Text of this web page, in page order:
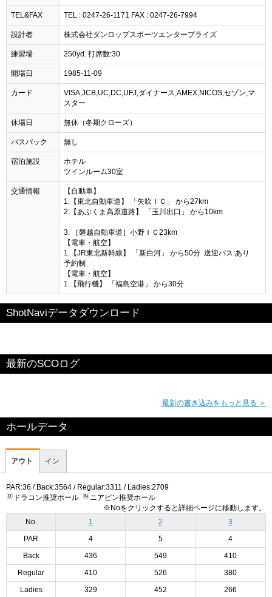
TEL&FAX TEL : 0247-26-1171 FAX : 0247-26-7994
設計者 株式会社ダンロップスポーツエンタープライズ
練習場 250yd. 打席数:30
開場日 1985-11-09
カード
VISA,JCB,UC,DC,UFJ,ダイナース,AMEX,NICOS,セゾン,マ
スター
休場日 無休（冬期クローズ）
バスパック 無し
宿泊施設
ホテル
ツインルーム30室
交通情報
【自動車】
1.【東北自動車道】 「矢吹ＩＣ」 から27km
2.【あぶくま高原道路】 「玉川出口」 から10km
3. ［磐越自動車道］小野ＩＣ23km
【電車・航空】
1.【JR東北新幹線】 「新白河」 から50分 送迎バス:あり
予約制
【電車・航空】
1.【飛行機】 「福島空港」 から30分
ShotNaviデータダウンロード
最新のSCOログ
最新の書き込みをもっと見る ＞
ホールデータ
アウト イン
PAR:36 / Back:3564 / Regular:3311 / Ladies:2709
ドラコン推奨ホール
ニアピン推奨ホール
※Noをクリックすると詳細ページに移動します。
No.
1 2 3
PAR 4 5 4
Back 436 549 410
Regular 410 526 380
Ladies 329 452 266